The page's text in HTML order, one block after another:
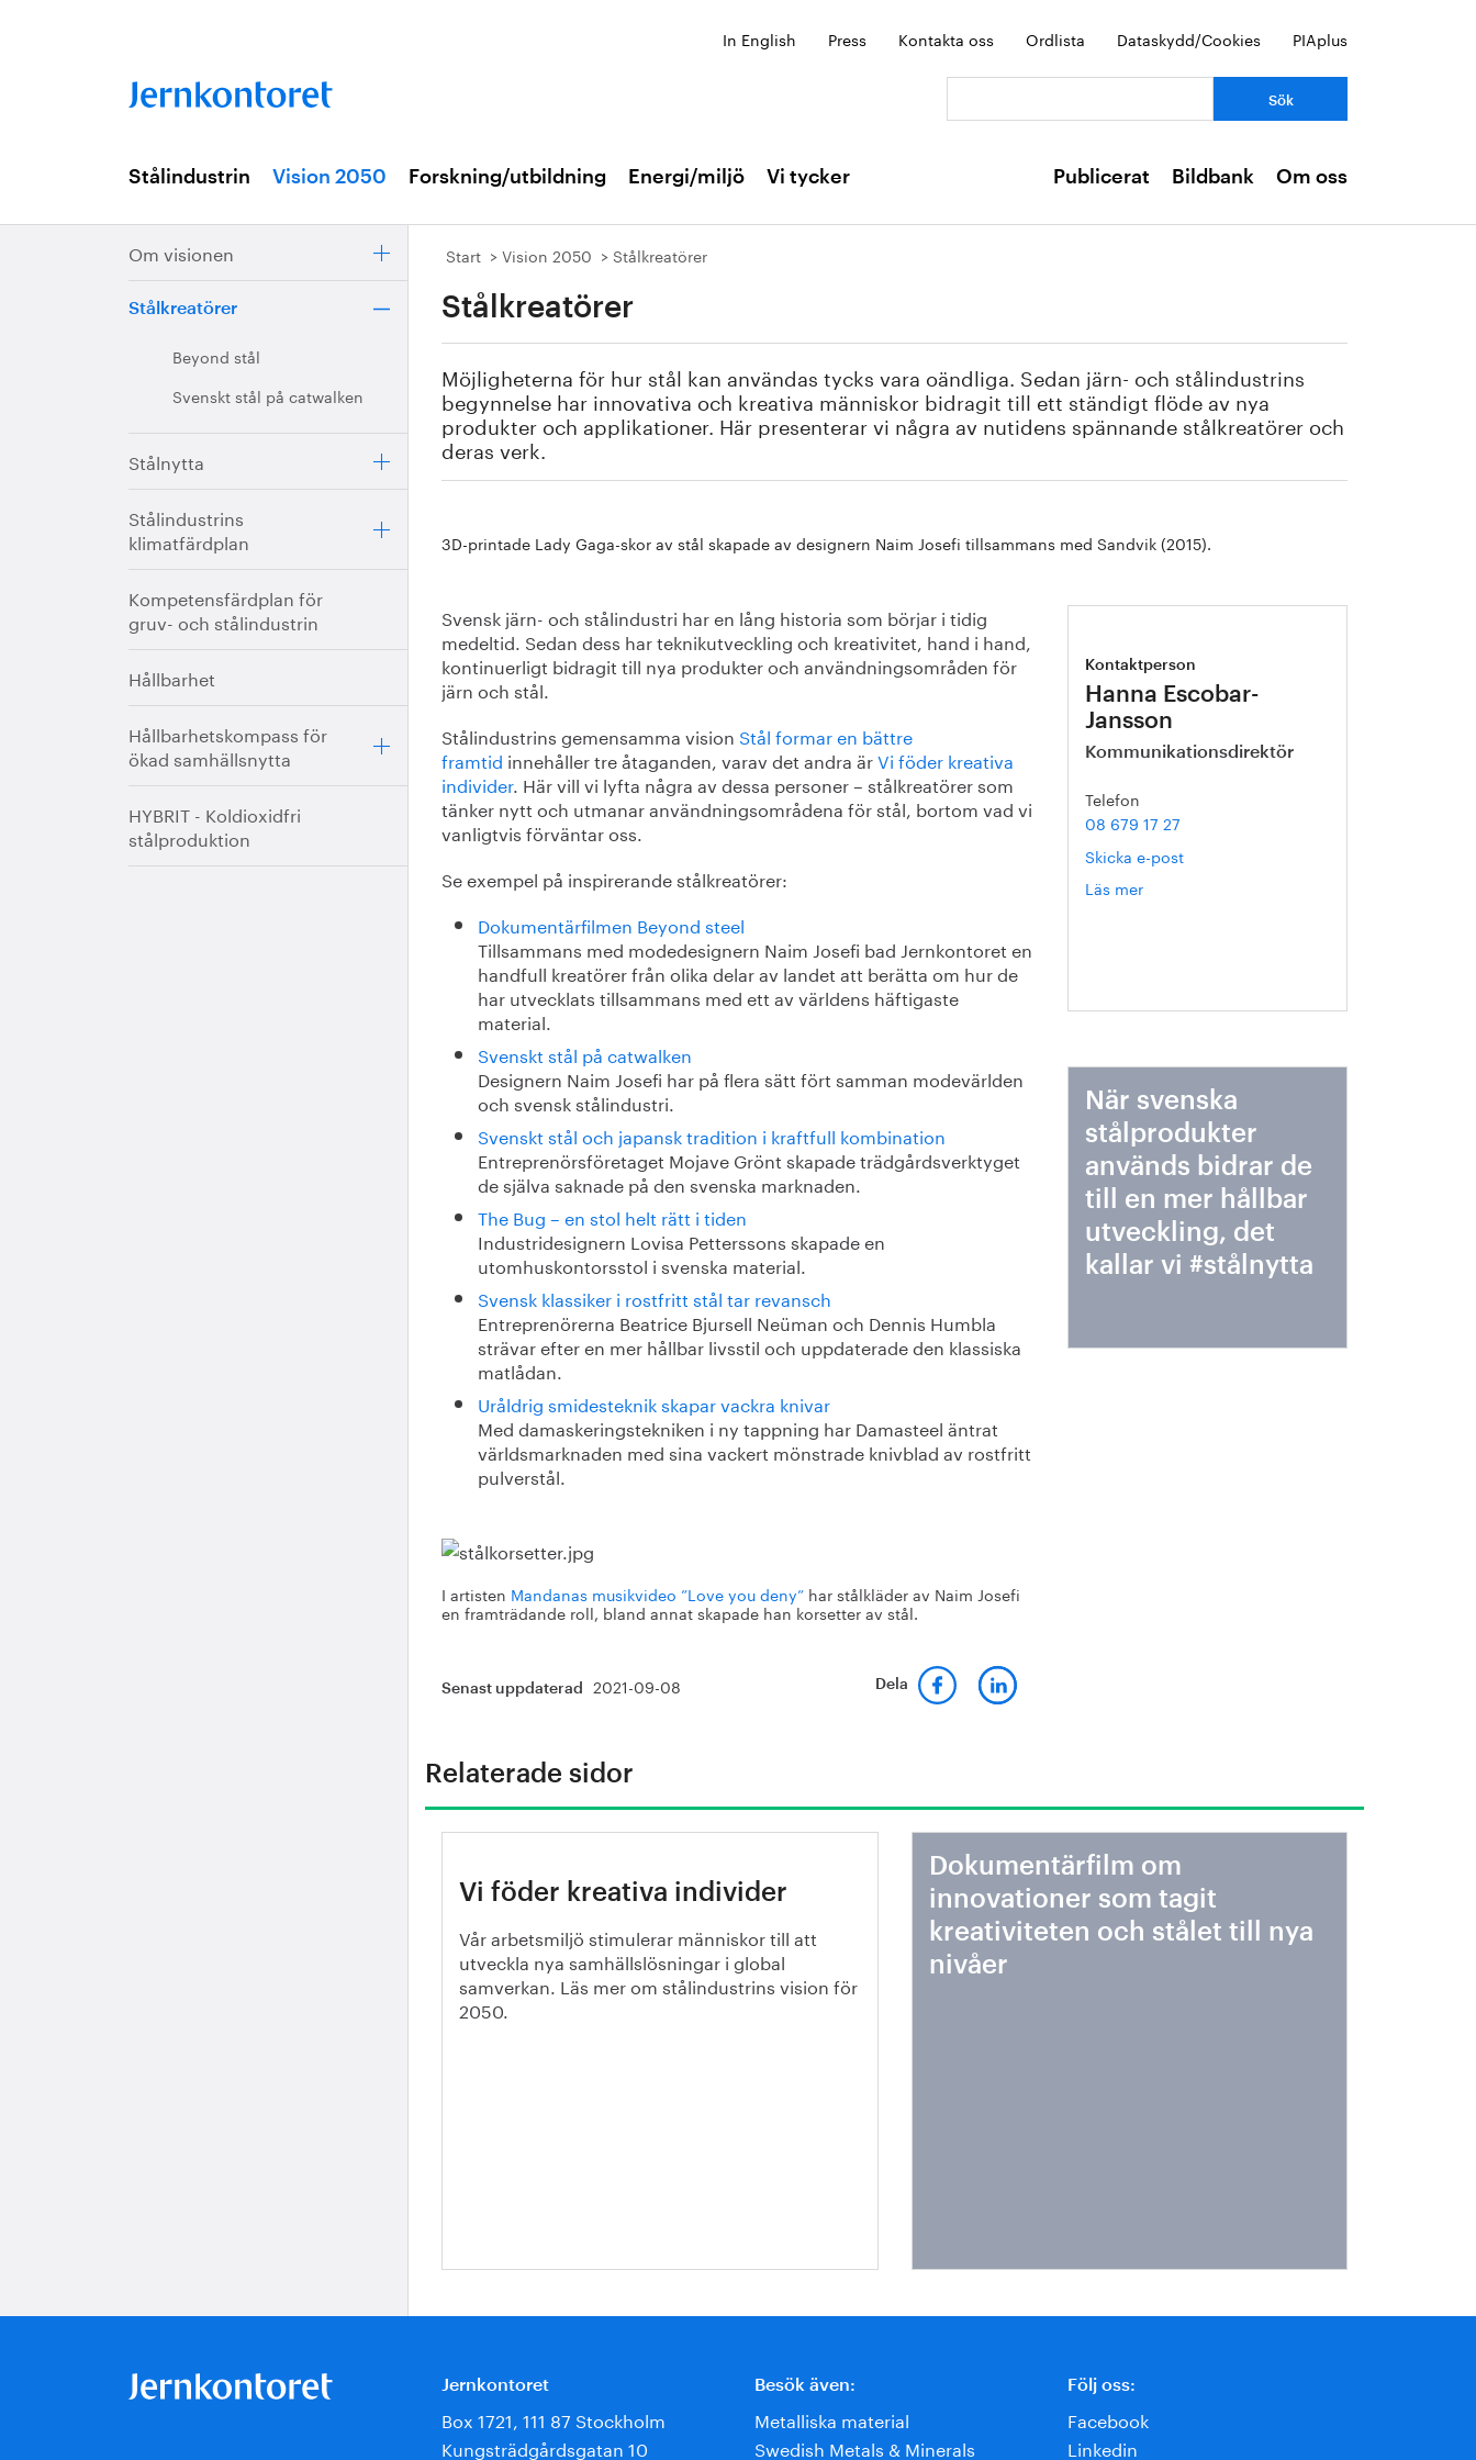
In English Press Kontakta oss Ordlista Dataskydd/Cookies PIAplus
Stålindustrin Vision 2050 Forskning/utbildning Energi/miljö Vi tycker Publicerat Bildbank Om oss
Om visionen
Stålkreatörer
Beyond stål
Svenskt stål på catwalken
Stålnytta
Stålindustrins
klimatfärdplan
Kompetensfärdplan för
gruv- och stålindustrin
Hållbarhet
Hållbarhetskompass för
ökad samhällsnytta
HYBRIT - Koldioxidfri
stålproduktion
Start Vision 2050 Stålkreatörer
Stålkreatörer
Möjligheterna för hur stål kan användas tycks vara oändliga. Sedan järn- och stålindustrins
begynnelse har innovativa och kreativa människor bidragit till ett ständigt flöde av nya
produkter och applikationer. Här presenterar vi några av nutidens spännande stålkreatörer och
deras verk.
3D-printade Lady Gaga-skor av stål skapade av designern Naim Josefi tillsammans med Sandvik (2015).
Svensk järn- och stålindustri har en lång historia som börjar i tidig
medeltid. Sedan dess har teknikutveckling och kreativitet, hand i hand,
kontinuerligt bidragit till nya produkter och användningsområden för
järn och stål.
Stålindustrins gemensamma vision Stål formar en bättre
framtid innehåller tre åtaganden, varav det andra ärVi föder kreativa
individer. Här vill vi lyfta några av dessa personer – stålkreatörer som
tänker nytt och utmanar användningsområdena för stål, bortom vad vi
vanligtvis förväntar oss.
Se exempel på inspirerande stålkreatörer:
Dokumentärfilmen Beyond steel
Tillsammans med modedesignern Naim Josefi bad Jernkontoret en
handfull kreatörer från olika delar av landet att berätta om hur de
har utvecklats tillsammans med ett av världens häftigaste
material.
Svenskt stål på catwalken
Designern Naim Josefi har på flera sätt fört samman modevärlden
och svensk stålindustri.
Svenskt stål och japansk tradition i kraftfull kombination
Entreprenörsföretaget Mojave Grönt skapade trädgårdsverktyget
de själva saknade på den svenska marknaden.
The Bug – en stol helt rätt i tiden
Industridesignern Lovisa Petterssons skapade en
utomhuskontorsstol i svenska material.
Svensk klassiker i rostfritt stål tar revansch
Entreprenörerna Beatrice Bjursell Neüman och Dennis Humbla
strävar efter en mer hållbar livsstil och uppdaterade den klassiska
matlådan.
Uråldrig smidesteknik skapar vackra knivar
Med damaskeringstekniken i ny tappning har Damasteel äntrat
världsmarknaden med sina vackert mönstrade knivblad av rostfritt
pulverstål.
I artisten Mandanas musikvideo ”Love you deny” har stålkläder av Naim Josefi
en framträdande roll, bland annat skapade han korsetter av stål.
Senast uppdaterad 2021-09-08 Dela
Kontaktperson
Hanna Escobar-
Jansson
Kommunikationsdirektör
Telefon
08 679 17 27
Skicka e-post
Läs mer
När svenska
stålprodukter
används bidrar de
till en mer hållbar
utveckling, det
kallar vi #stålnytta
Relaterade sidor
Vi föder kreativa individer
Vår arbetsmiljö stimulerar människor till att
utveckla nya samhällslösningar i global
samverkan. Läs mer om stålindustrins vision för
2050.
Dokumentärfilm om
innovationer som tagit
kreativiteten och stålet till nya
nivåer
Jernkontoret
Box 1721, 111 87 Stockholm
Kungsträdgårdsgatan 10
Besök även:
Metalliska material
Swedish Metals & Minerals
Följ oss:
Facebook
Linkedin